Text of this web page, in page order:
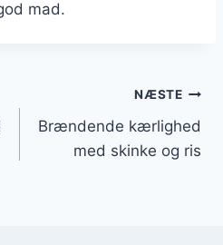
mad.
NÆSTE
Brændende kærlighed
med skinke og ris